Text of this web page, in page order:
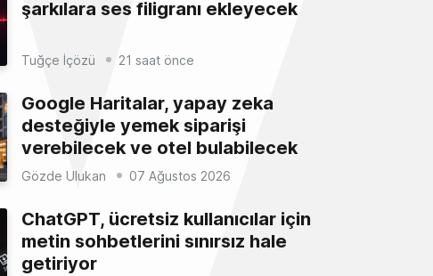
şarkılara ses filigranı ekleyecek
Tuğçe İçözü 21 saat önce
Google Haritalar, yapay zeka
desteğiyle yemek siparişi
verebilecek ve otel bulabilecek
Gözde Ulukan 07 Ağustos 2026
ChatGPT, ücretsiz kullanıcılar için
metin sohbetlerini sınırsız hale
getiriyor